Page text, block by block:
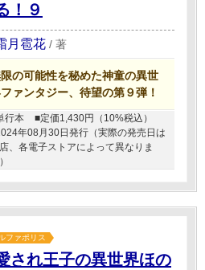
！９
月雹花 / 著
の可能性を秘めた神童の異世
ァンタジー、待望の第９弾！
行本
■定価1,430円（10%税込）
年08月30日発行（実際の発売日は
、各電子ストアによって異なりま
ファポリス
され王子の異世界ほの